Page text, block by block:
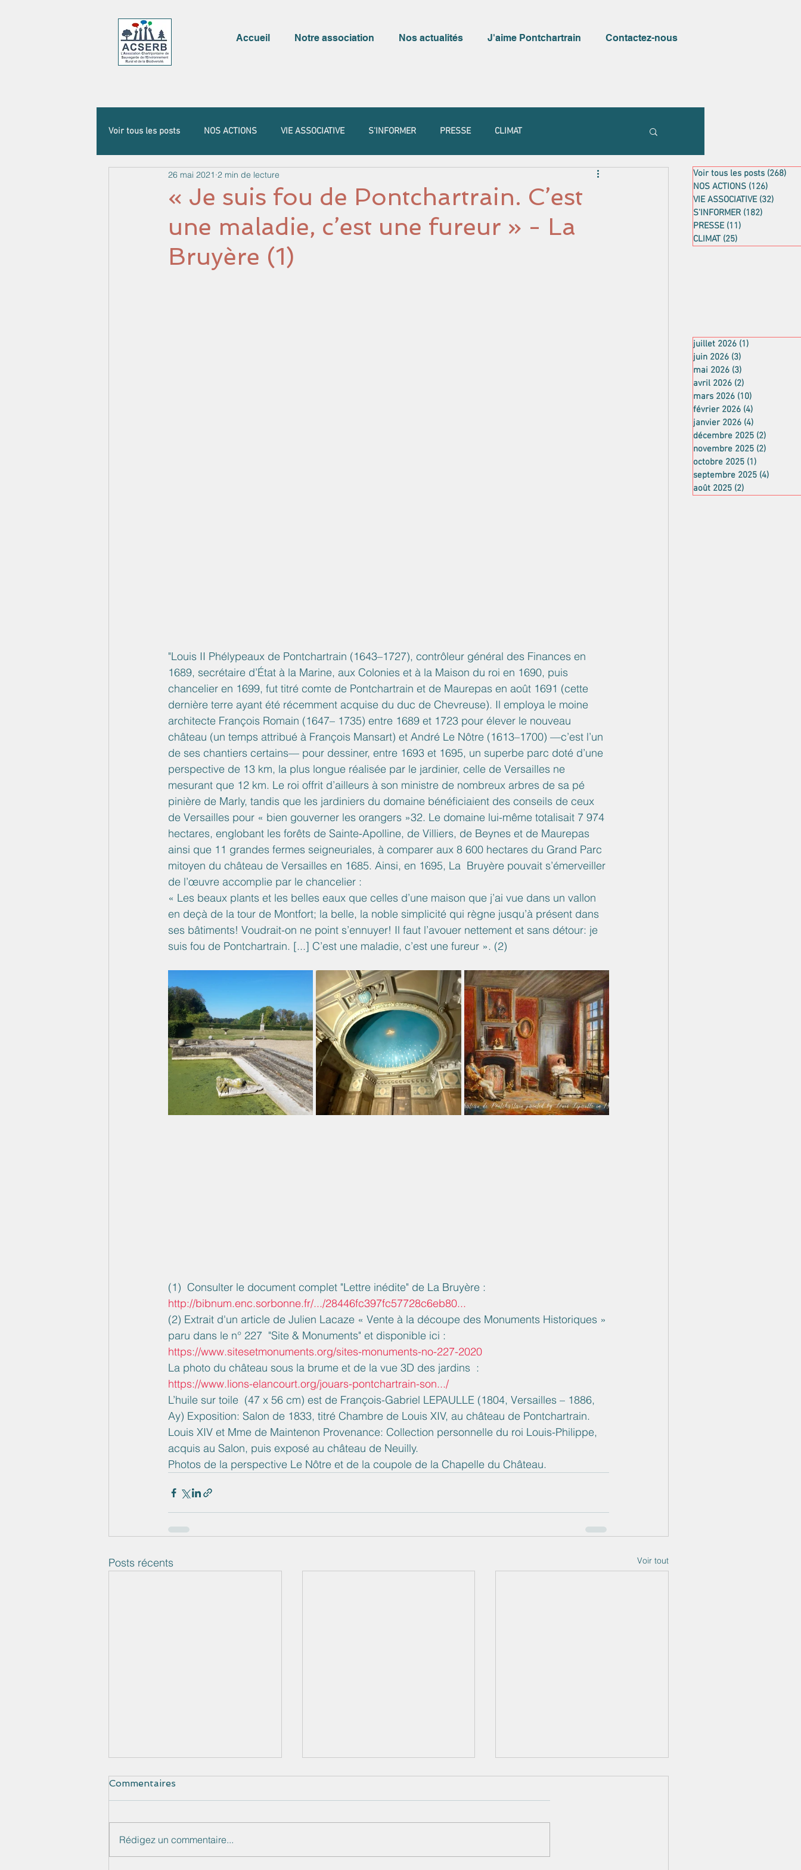
Accueil Notre association Nos actualités J'aime Pontchartrain Contactez-nous
Voir tous les posts NOS ACTIONS VIE ASSOCIATIVE S'INFORMER PRESSE CLIMAT
« Je suis fou de Pontchartrain. C’est
une maladie, c’est une fureur » - La
Bruyère (1)
26 mai 2021 2 min de lecture
"Louis II Phélypeaux de Pontchartrain (1643–1727), contrôleur général des Finances en
1689, secrétaire d’État à la Marine, aux Colonies et à la Maison du roi en 1690, puis
chancelier en 1699, fut titré comte de Pontchartrain et de Maurepas en août 1691 (cette
dernière terre ayant été récemment acquise du duc de Chevreuse). Il employa le moine
architecte François Romain (1647– 1735) entre 1689 et 1723 pour élever le nouveau
château (un temps attribué à François Mansart) et André Le Nôtre (1613–1700) —c’est l’un
de ses chantiers certains— pour dessiner, entre 1693 et 1695, un superbe parc doté d’une
perspective de 13 km, la plus longue réalisée par le jardinier, celle de Versailles ne
mesurant que 12 km. Le roi offrit d’ailleurs à son ministre de nombreux arbres de sa pé
pinière de Marly, tandis que les jardiniers du domaine bénéficiaient des conseils de ceux
de Versailles pour « bien gouverner les orangers »32. Le domaine lui-même totalisait 7 974
hectares, englobant les forêts de Sainte-Apolline, de Villiers, de Beynes et de Maurepas
ainsi que 11 grandes fermes seigneuriales, à comparer aux 8 600 hectares du Grand Parc
mitoyen du château de Versailles en 1685. Ainsi, en 1695, La  Bruyère pouvait s’émerveiller
de l’œuvre accomplie par le chancelier :
« Les beaux plants et les belles eaux que celles d’une maison que j’ai vue dans un vallon
en deçà de la tour de Montfort; la belle, la noble simplicité qui règne jusqu’à présent dans
ses bâtiments! Voudrait-on ne point s’ennuyer! Il faut l’avouer nettement et sans détour: je
suis fou de Pontchartrain. [...] C’est une maladie, c’est une fureur ». (2)
(1)  Consulter le document complet "Lettre inédite" de La Bruyère :
http://bibnum.enc.sorbonne.fr/.../28446fc397fc57728c6eb80...
(2) Extrait d'un article de Julien Lacaze « Vente à la découpe des Monuments Historiques »
paru dans le n° 227  "Site & Monuments" et disponible ici :
https://www.sitesetmonuments.org/sites-monuments-no-227-2020
La photo du château sous la brume et de la vue 3D des jardins  :
https://www.lions-elancourt.org/jouars-pontchartrain-son.../
L’huile sur toile  (47 x 56 cm) est de François-Gabriel LEPAULLE (1804, Versailles – 1886,
Ay) Exposition: Salon de 1833, titré Chambre de Louis XIV, au château de Pontchartrain.
Louis XIV et Mme de Maintenon Provenance: Collection personnelle du roi Louis-Philippe,
acquis au Salon, puis exposé au château de Neuilly.
Photos de la perspective Le Nôtre et de la coupole de la Chapelle du Château.
Posts récents Voir tout
Commentaires
Rédigez un commentaire...
Voir tous les posts (268)
NOS ACTIONS (126)
VIE ASSOCIATIVE (32)
S'INFORMER (182)
PRESSE (11)
CLIMAT (25)
juillet 2026 (1)
juin 2026 (3)
mai 2026 (3)
avril 2026 (2)
mars 2026 (10)
février 2026 (4)
janvier 2026 (4)
décembre 2025 (2)
novembre 2025 (2)
octobre 2025 (1)
septembre 2025 (4)
août 2025 (2)